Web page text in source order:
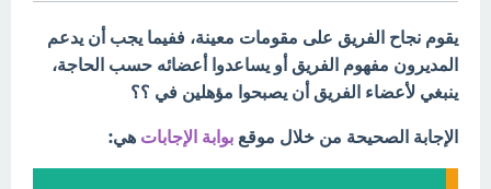
يقوم نجاح الفريق على مقومات معينة، ففيما يجب أن يدعم
المديرون مفهوم الفريق أو يساعدوا أعضائه حسب الحاجة،
ينبغي لأعضاء الفريق أن يصبحوا مؤهلين في ؟؟
الإجابة الصحيحة من خلال موقع بوابة الإجابات هي: